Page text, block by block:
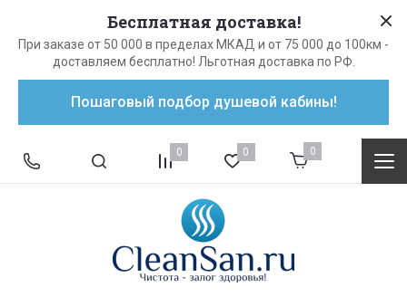
Бесплатная доставка!
При заказе от 50 000 в пределах МКАД и от 75 000 до 100км -
доставляем бесплатно! Льготная доставка по РФ.
Пошаговый подбор душевой кабины!
0 0 0